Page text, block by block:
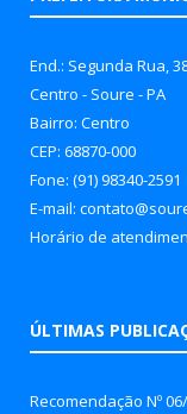
End.: Segunda Rua,
Centro - Soure - PA
Bairro: Centro
CEP: 68870-000
Fone: (91) 98340-2591
E-mail:
Horário de
ÚLTIMAS
Recomendação Nº